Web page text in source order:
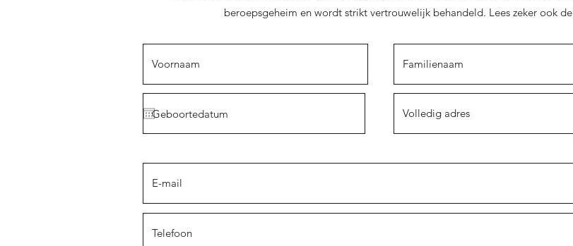
beroepsgeheim en wordt strikt vertrouwelijk behandeld. Lees zeker ook de